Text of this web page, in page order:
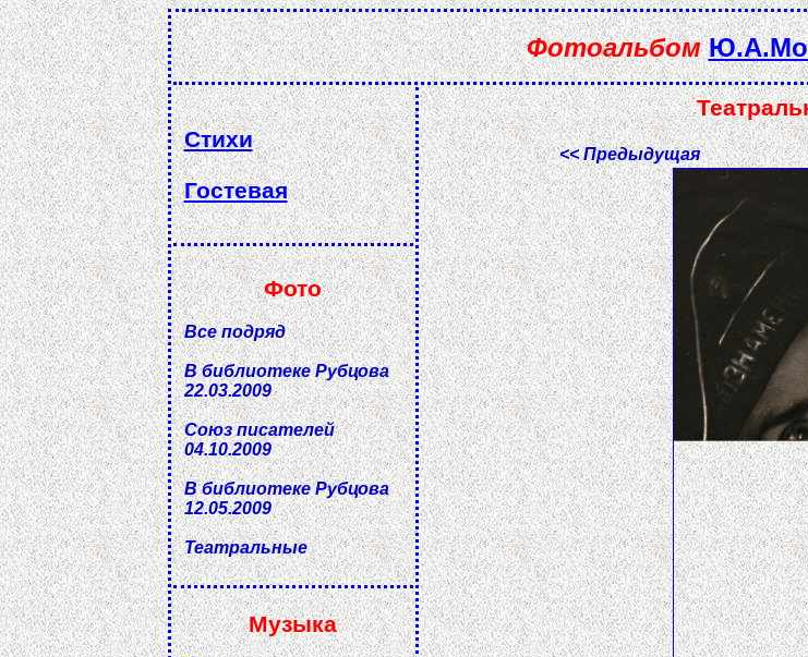
Фотоальбом
Стихи
Гостевая
<< Предыдущая
Фото
Все подряд
В библиотеке Рубцова
22.03.2009
Союз писателей
04.10.2009
В библиотеке Рубцова
12.05.2009
Театральные
Музыка